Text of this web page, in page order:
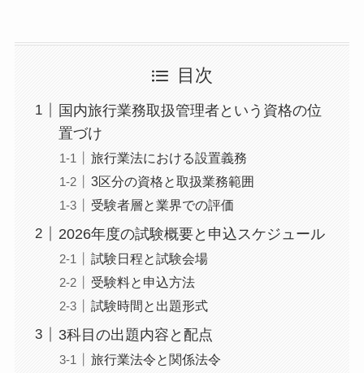
目次
国内旅行業務取扱管理者という資格の位
置づけ
旅行業法における設置義務
3区分の資格と取扱業務範囲
受験者層と業界での評価
2026年度の試験概要と申込スケジュール
試験日程と試験会場
受験料と申込方法
試験時間と出題形式
3科目の出題内容と配点
旅行業法令と関係法令